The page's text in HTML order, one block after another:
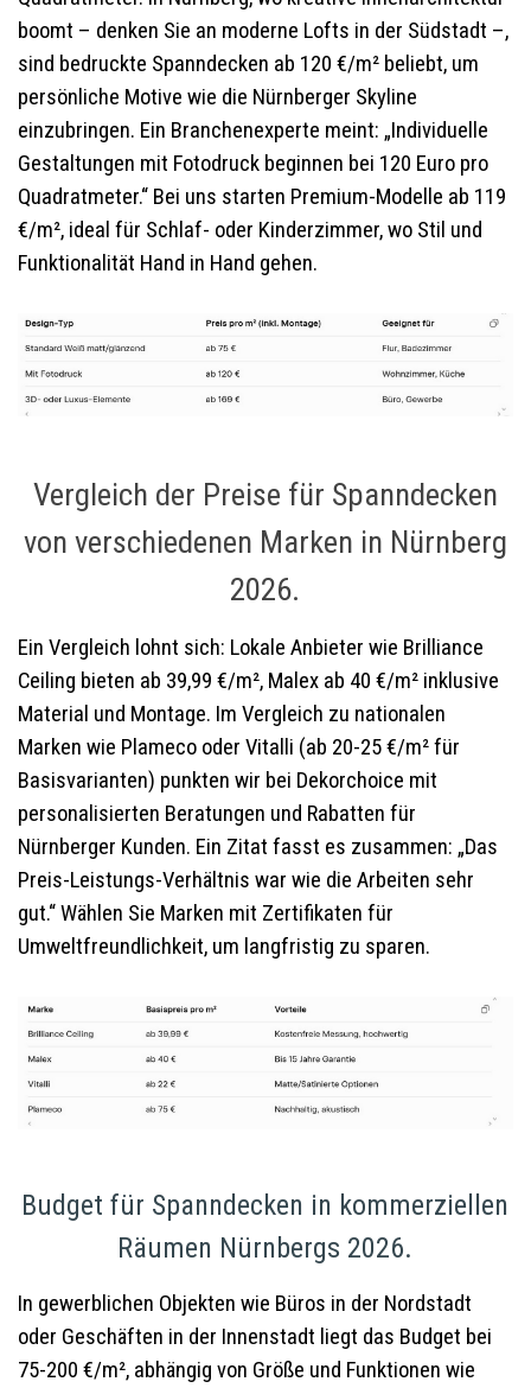
boomt – denken Sie an moderne Lofts in der Südstadt –,
sind bedruckte Spanndecken ab 120 €/m² beliebt, um
persönliche Motive wie die Nürnberger Skyline
einzubringen. Ein Branchenexperte meint: „Individuelle
Gestaltungen mit Fotodruck beginnen bei 120 Euro pro
Quadratmeter.“ Bei uns starten Premium-Modelle ab 119
€/m², ideal für Schlaf- oder Kinderzimmer, wo Stil und
Funktionalität Hand in Hand gehen.
Vergleich der Preise für Spanndecken
von verschiedenen Marken in Nürnberg
2026.
Ein Vergleich lohnt sich: Lokale Anbieter wie Brilliance
Ceiling bieten ab 39,99 €/m², Malex ab 40 €/m² inklusive
Material und Montage. Im Vergleich zu nationalen
Marken wie Plameco oder Vitalli (ab 20-25 €/m² für
Basisvarianten) punkten wir bei Dekorchoice mit
personalisierten Beratungen und Rabatten für
Nürnberger Kunden. Ein Zitat fasst es zusammen: „Das
Preis-Leistungs-Verhältnis war wie die Arbeiten sehr
gut.“ Wählen Sie Marken mit Zertifikaten für
Umweltfreundlichkeit, um langfristig zu sparen.
Budget für Spanndecken in kommerziellen
Räumen Nürnbergs 2026.
In gewerblichen Objekten wie Büros in der Nordstadt
oder Geschäften in der Innenstadt liegt das Budget bei
75-200 €/m², abhängig von Größe und Funktionen wie